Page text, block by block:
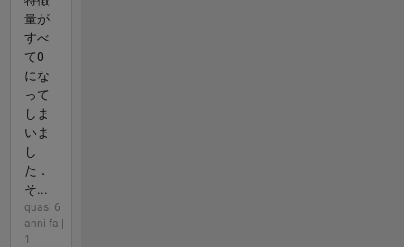
量が
すべ
て0
にな
って
しま
いま
し
た．
そ...
quasi 6
anni fa |
1